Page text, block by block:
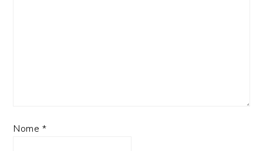
Nome *